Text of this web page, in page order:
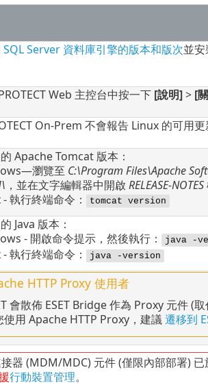
SQL Server 資料庫引擎的版本和版次並
Web 主控台中按一下 [說明]> [
On-Prem 不會報告 Linux的可用更
Apache Tomcat版本：
瀏覽至 C:\Program Files\Apache
，並在文字編輯器中開啟RELEASE-NOTES
執行終端命令： tomcat version
Java 版本：
- 開啟命令提示，然後執行： java -
執行終端命令： java -version
HTTP Proxy使用者
會散佈 ESET Bridge 作為 Proxy 元件 (
使用 Apache HTTP Proxy，建議遷移到
器 (MDM/MDC) 元件 (僅限內部部署) 已
行動裝置管理。